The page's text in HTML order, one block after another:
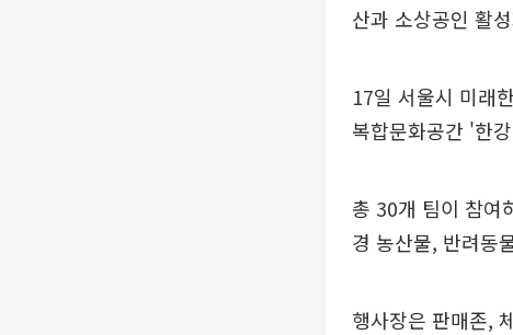
산과 소상공인 활
17일 서울시 미래
복합문화공간 '한
총 30개 팀이 참여
경 농산물, 반려동
행사장은 판매존,